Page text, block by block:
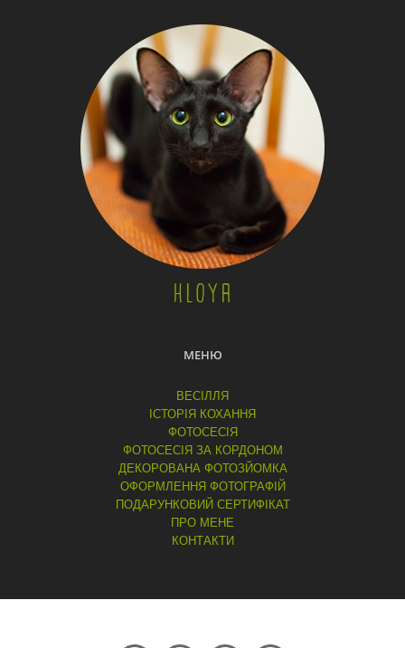
МЕНЮ
ВЕСІЛЛЯ
ІСТОРІЯ КОХАННЯ
ФОТОСЕСІЯ
ФОТОСЕСІЯ ЗА КОРДОНОМ
ДЕКОРОВАНА ФОТОЗЙОМКА
ОФОРМЛЕННЯ ФОТОГРАФІЙ
ПОДАРУНКОВИЙ СЕРТИФІКАТ
ПРО МЕНЕ
КОНТАКТИ